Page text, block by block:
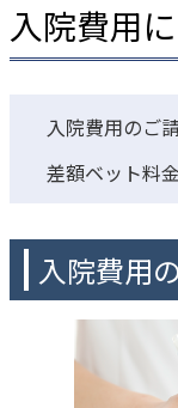
入院費用
入院費用のご
差額ベット料金
入院費用